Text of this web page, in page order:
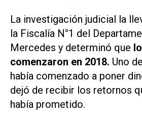
La investigación judicial la
la Fiscalía N°1 del
Mercedes y determinó que
comenzaron en 2018. Uno
había comenzado a poner
dejó de recibir los retornos
había prometido.